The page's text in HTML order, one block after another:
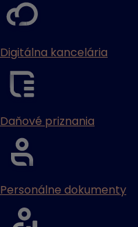
Digitálna kancelária
Daňové priznania
Personálne dokumenty